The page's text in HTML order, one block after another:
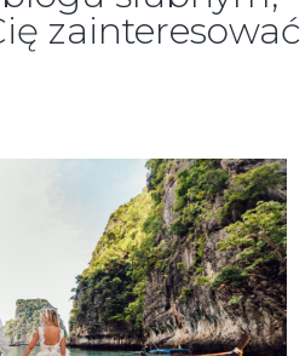
zainteresować